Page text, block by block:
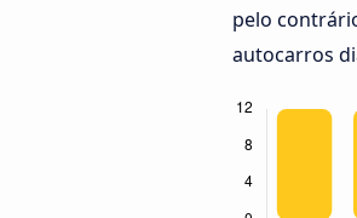
pelo
autocarros